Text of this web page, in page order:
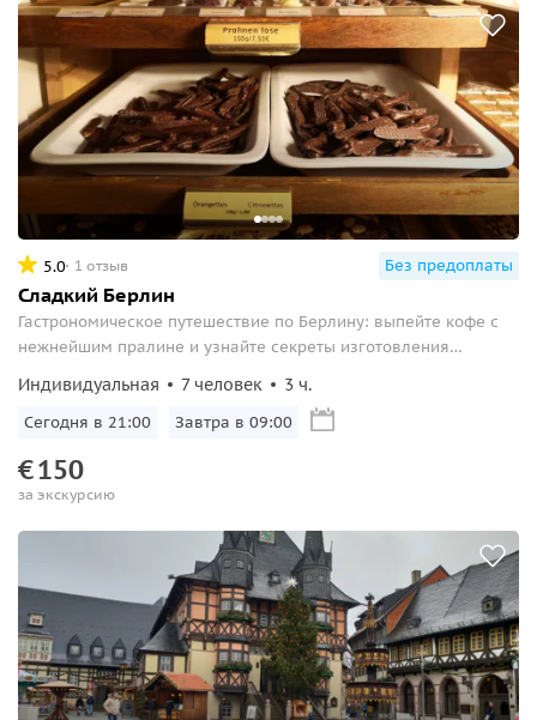
5.0 1 отзыв Без предоплаты
Сладкий Берлин
Гастрономическое путешествие по Берлину: выпейте кофе с
нежнейшим пралине и узнайте секреты изготовления
Индивидуальная 7 человек 3 ч.
Сегодня в 21:00 Завтра в 09:00
€150
за экскурсию